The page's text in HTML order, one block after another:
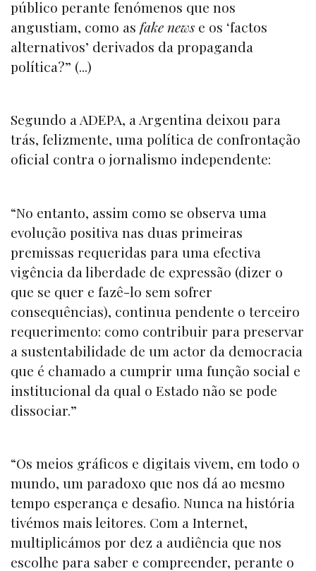
público perante fenómenos que nos
angustiam, como as fake news e os ‘factos
alternativos’ derivados da propaganda
política?” (...)
Segundo a ADEPA, a Argentina deixou para
trás, felizmente, uma política de confrontação
oficial contra o jornalismo independente:
“No entanto, assim como se observa uma
evolução positiva nas duas primeiras
premissas requeridas para uma efectiva
vigência da liberdade de expressão (dizer o
que se quer e fazê-lo sem sofrer
consequências), continua pendente o terceiro
requerimento: como contribuir para preservar
a sustentabilidade de um actor da democracia
que é chamado a cumprir uma função social e
institucional da qual o Estado não se pode
dissociar.”
“Os meios gráficos e digitais vivem, em todo o
mundo, um paradoxo que nos dá ao mesmo
tempo esperança e desafio. Nunca na história
tivémos mais leitores. Com a Internet,
multiplicámos por dez a audiência que nos
escolhe para saber e compreender, perante o